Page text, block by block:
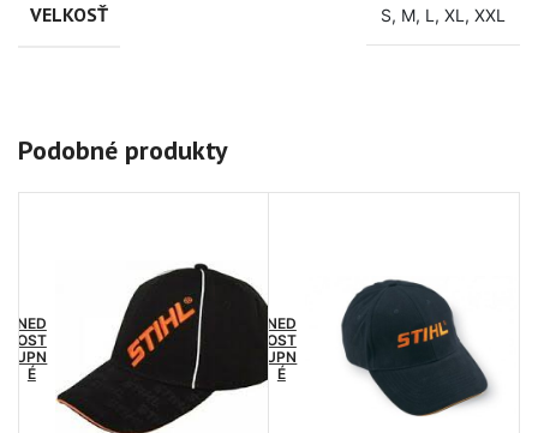
VELKOSŤ
S, M, L , XL , XXL
Podobné produkty
NED
OST
UPN
É
NED
OST
UPN
É